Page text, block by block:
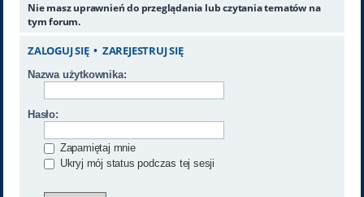
Nie masz uprawnień do przeglądania lub czytania tematów na
tym forum.
ZALOGUJ SIĘ• ZAREJESTRUJ SIĘ
Nazwa użytkownika:
Hasło:
Zapamiętaj mnie
Ukryj mój status podczas tej sesji